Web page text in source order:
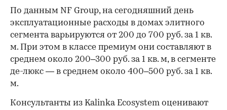
По данным NF Group, на сегодняшний день
эксплуатационные расходы в домах элитного
сегмента варьируются от 200 до 700 руб. за 1 кв.
м. При этом в классе премиум они составляют в
среднем около 200–300 руб. за 1 кв. м, в сегменте
де-люкс — в среднем около 400–500 руб. за 1 кв.
м.
Консультанты из Kalinka Ecosystem оценивают